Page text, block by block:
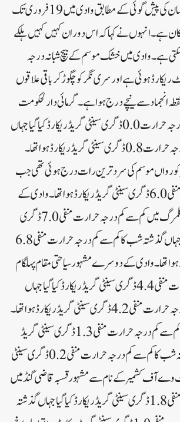
موسمیات کے ایک ترجمان کی پیش گوئی کے مطابق وادی میں 19 فروری تک
ہے۔انہوں نے کہا کہ اس دوران کہیں کہیں ہلکے
ہے۔وادی میں خشک موسم کے بیچ شبانہ درجہ
ہوئی ہے اور سری نگر کو چگوڑ کر باقی علاقوں
انجماد سے نیچے درج ہوا ہے۔گرمائی دارلحکومت
سری نگر میں کم سے کم درجہ حرارت 0.0 ڈگری سینٹی گریڈ ریکارڈ کیا گیا جہاں
گذشتہ شب کم سے کم درجہ حرارت 0.8 ڈگری سینٹی گریڈ ریکارڈ ہوا تھا۔
18 دسمبر کو رواں موسم کی سرد ترین رات درج ہوئی تھی جب
کم سے کم درجہ حرارت منفی6.0 ڈگری سینٹی گریڈ ریکارڈ ہوا تھا۔وادی کے
مشہور زمانہ سیاحتی مقام گلمرگ میں کم سے کم درجہ حرارت منفی7.0 ڈگری
سینٹی گریڈ ریکارڈ کیا گیا جہاں گذشتہ شب کا کم سے کم درجہ حرارت منفی6.8
تھا۔وادی کے دوسرے مشہور سیاحتی مقام پہلگام
میں کم سے کم درجہ حررات منفی4.4 ڈگری سینٹی گریڈ ریکارڈ کیا گیا جہاں
گذشتہ شب کم سے کم درجہ حرارت منفی4.2 ڈگری سینٹی گریڈ ریکارڈ ہوا تھا۔
سرحدی ضلع کپوارہ میں کم سے کم درجہ حرارت منفی1.3 ڈگری سینٹی گریڈ
ریکارڈ کیا گیا جہاں گذشتہ شب کا کم سے کم درجہ حرارت منفی0.2 ڈگری سینٹی
وے آف کشمیر کے نام سے مشہور قسبہ قاضی گنڈ میں
کم سے کم درجہ حرارت منفی1.8 ڈگری سینٹی گریڈ ریکارڈ کیا گیا جہاں گذشتہ